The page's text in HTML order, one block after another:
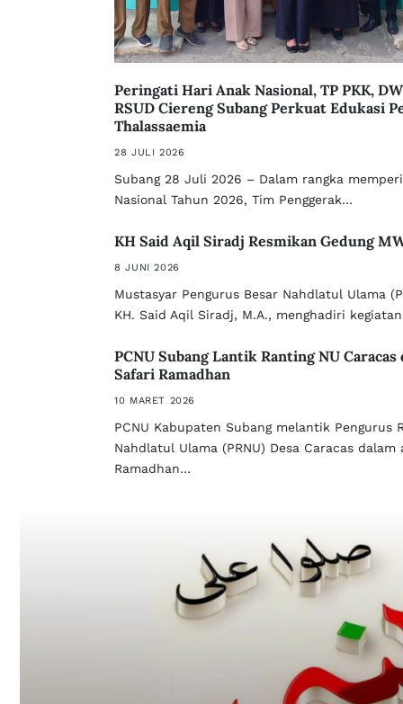
Peringati Hari Anak Nasional, TP PKK,
RSUD Ciereng Subang Perkuat Edukasi
Thalassaemia
28 JULI 2026
Subang 28 Juli 2026 – Dalam rangka
Nasional Tahun 2026, Tim Penggerak…
KH Said Aqil Siradj Resmikan Gedung
8 JUNI 2026
Mustasyar Pengurus Besar Nahdlatul Ulama
KH. Said Aqil Siradj, M.A., menghadiri
PCNU Subang Lantik Ranting NU Caracas
Safari Ramadhan
10 MARET 2026
PCNU Kabupaten Subang melantik Pengurus
Nahdlatul Ulama (PRNU) Desa Caracas dalam
Ramadhan…